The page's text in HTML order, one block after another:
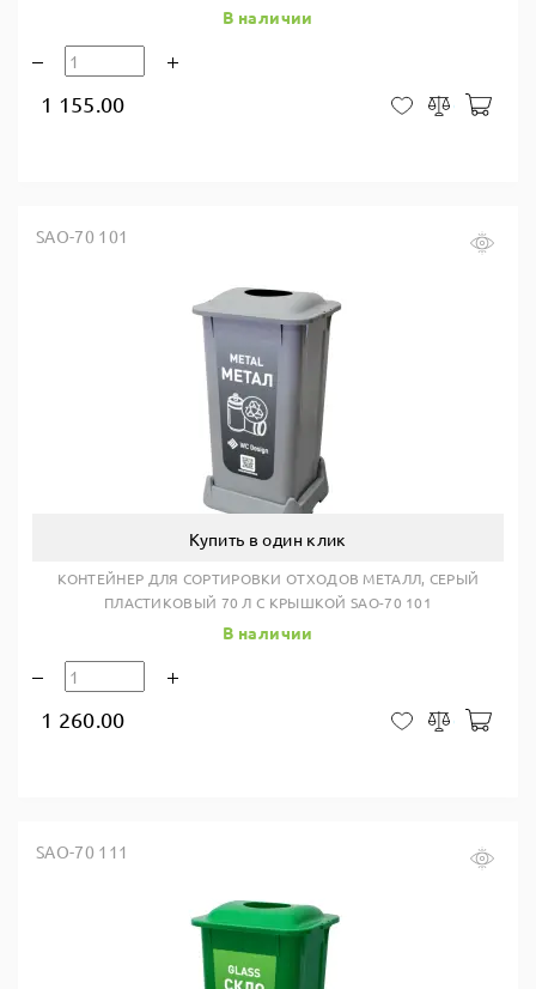
В наличии
1 155.00 В закладки
Сравнить
SAO-70 101
Купить в один клик
КОНТЕЙНЕР ДЛЯ СОРТИРОВКИ ОТХОДОВ МЕТАЛЛ, СЕРЫЙ
ПЛАСТИКОВЫЙ 70 Л С КРЫШКОЙ SAO-70 101
В наличии
1 260.00 В закладки
Сравнить
SAO-70 111